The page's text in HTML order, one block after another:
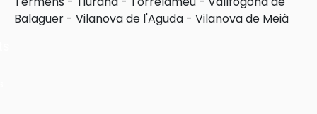
Balaguer - Vilanova de l'Aguda - Vilanova de Meià